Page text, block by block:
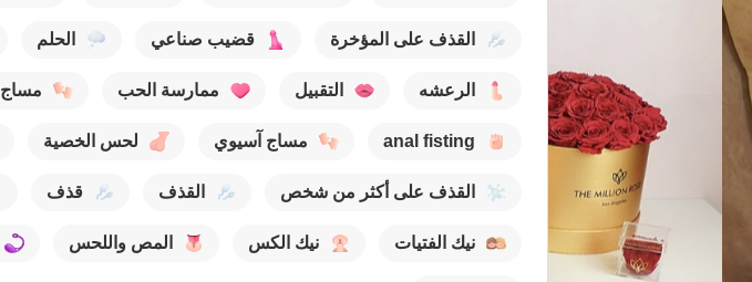
القذف على المؤخرة قضيب صناعي الحلم
الرعشه التقبيل ممارسة الحب مساج
anal fisting مساج آسيوي لحس الخصية
القذف على أكثر من شخص القذف قذف
نيك الفتيات نيك الكس المص واللحس